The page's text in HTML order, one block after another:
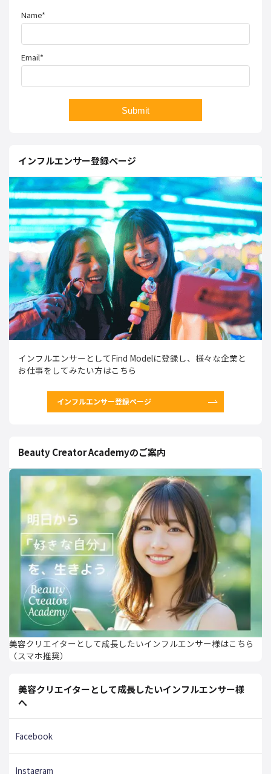
Name*
Email*
インフルエンサー登録ページ
インフルエンサーとしてFind Modelに登録し、様々な企業と
お仕事をしてみたい方はこちら
インフルエンサー登録ページ
Beauty Creator Academyのご案内
美容クリエイターとして成長したいインフルエンサー様はこちら
（スマホ推奨）
美容クリエイターとして成長したいインフルエンサー様
へ
Facebook
Instagram